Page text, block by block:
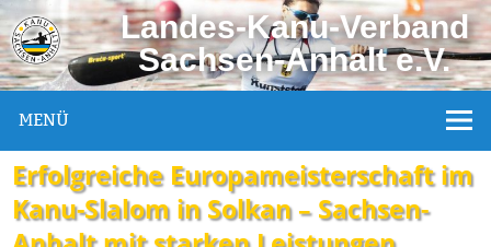
Landes-Kanu-Verband
Sachsen-Anhalt e.V.
MENÜ
Erfolgreiche Europameisterschaft im
Kanu-Slalom in Solkan – Sachsen-